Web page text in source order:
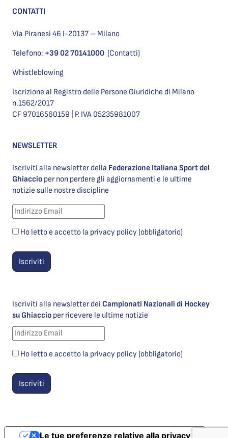
CONTATTI
Via Piranesi 46 I-20137 – Milano
Telefono: +39 02 70141000 (Contatti)
Whistleblowing
Iscrizione al Registro delle Persone Giuridiche di Milano
n.1562/2017
CF 97016560159 | P. IVA 05235981007
NEWSLETTER
Iscriviti alla newsletter della Federazione Italiana Sport del
Ghiaccio per non perdere gli aggiornamenti e le ultime
notizie sulle nostre discipline
Ho letto e accetto la privacy policy (obbligatorio)
Iscriviti alla newsletter dei Campionati Nazionali di Hockey
su Ghiaccio per ricevere le ultime notizie
Ho letto e accetto la privacy policy (obbligatorio)
Le tue preferenze relative alla privacy